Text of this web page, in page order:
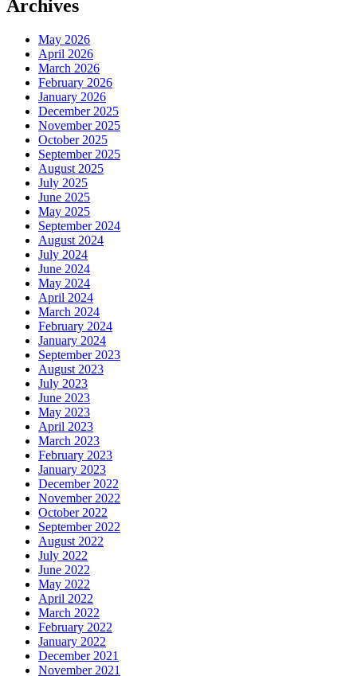
Archives
May 2026
April 2026
March 2026
February 2026
January 2026
December 2025
November 2025
October 2025
September 2025
August 2025
July 2025
June 2025
May 2025
September 2024
August 2024
July 2024
June 2024
May 2024
April 2024
March 2024
February 2024
January 2024
September 2023
August 2023
July 2023
June 2023
May 2023
April 2023
March 2023
February 2023
January 2023
December 2022
November 2022
October 2022
September 2022
August 2022
July 2022
June 2022
May 2022
April 2022
March 2022
February 2022
January 2022
December 2021
November 2021